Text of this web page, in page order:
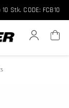
Stk. CODE: FCB10